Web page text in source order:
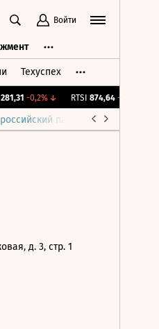
Войти
Техуспех
-0,2%↓ RTSI 874,64 -1,12%
парламент
д. 3, стр. 1